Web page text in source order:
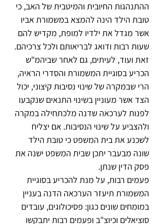
ההתנהגות החיובית והמיטבית של האב, כי
טובת הילד הינה להמצא במשמורת אביו
אשר מגדל את ילדיו למופת, מקדיש להם
שעות רבות ודואג לבריאותם ולכל צרכיהם.
זאת ועוד, לעיתים, גם לאחר שביהמ"ש
הכריע בסוגיית המשמורת והסדרי הראיה,
הרי שבמקרה של שינוי נסיבות קיצוני, יכול
הצד אשר מעוניין בשינוי התנאים שנקבעו
לפנות לערכאה שדנה מלכתחילה במקרה
ולהצביע על שינוי הנסיבות. אם יצליח
לשכנע את בית המשפט כי טובת הילד
שונה מבעבר יתכן שבית המשפט ישנה את
פסק הדין שנתן.
פעמים רבות, על מנת להכריע בסוגיית
המשמורת תיעזר הערכאה הדנה בעניין
במומחים שונים כגון: פסיכולוגים, עובדים
סוציאלים וכיוצ"ב ופעמים רבות יתבקשו